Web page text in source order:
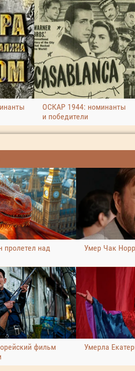
ОСКАР 1944: номинанты
и победители
пролетел над
Умер Чак
фильм
Умерла